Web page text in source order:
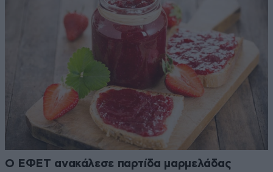
Ο ΕΦΕΤ ανακάλεσε παρτίδα μαρμελάδας